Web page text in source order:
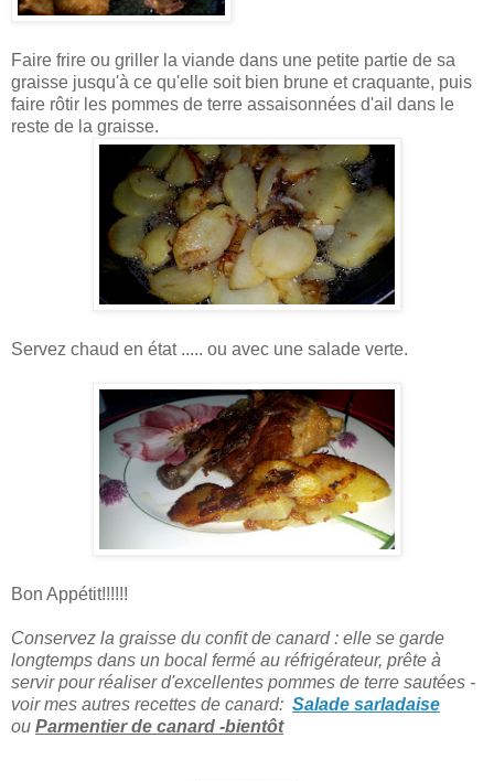
Faire frire ou griller la viande dans une petite partie de sa
graisse jusqu'à ce qu'elle soit bien brune et craquante, puis
faire rôtir les pommes de terre assaisonnées d'ail dans le
reste de la graisse.
Servez chaud en état ..... ou avec une salade verte.
Bon Appétit!!!!!!
Conservez la graisse du confit de canard : elle se garde
longtemps dans un bocal fermé au réfrigérateur, prête à
servir pour réaliser d'excellentes pommes de terre sautées -
voir mes autres recettes de canard: Salade sarladaise
ou Parmentier de canard -bientôt